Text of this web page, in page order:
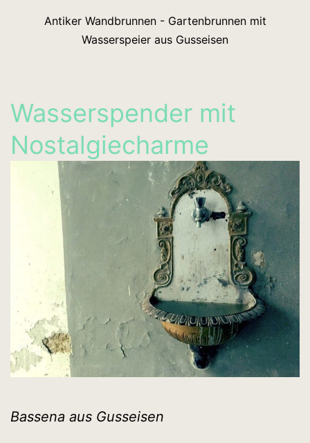
Antiker Wandbrunnen - Gartenbrunnen mit
Wasserspeier aus Gusseisen
Wasserspender mit
Nostalgiecharme
Bassena aus Gusseisen